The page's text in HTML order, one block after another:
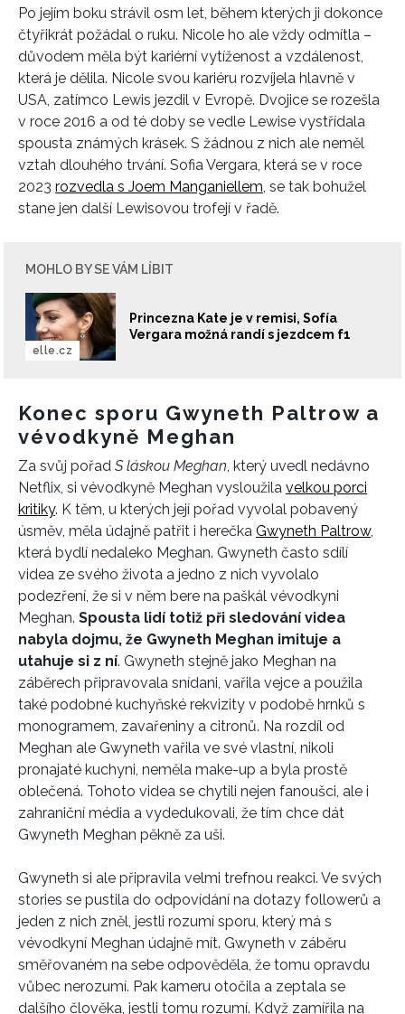
Po jejím boku strávil osm let, během kterých ji dokonce
čtyřikrát požádal o ruku. Nicole ho ale vždy odmítla –
důvodem měla být kariérní vytíženost a vzdálenost,
která je dělila. Nicole svou kariéru rozvíjela hlavně v
USA, zatímco Lewis jezdil v Evropě. Dvojice se rozešla
v roce 2016 a od té doby se vedle Lewise vystřídala
spousta známých krásek. S žádnou z nich ale neměl
vztah dlouhého trvání. Sofia Vergara, která se v roce
2023 rozvedla s Joem Manganiellem , se tak bohužel
stane jen další Lewisovou trofejí v řadě.
MOHLO BY SE VÁM LÍBIT
Princezna Kate je v remisi, Sofía
Vergara možná randí s jezdcem f1
elle.cz
Konec sporu Gwyneth Paltrow a
vévodkyně Meghan
Za svůj pořad S láskou Meghan , který uvedl nedávno
Netflix, si vévodkyně Meghan vysloužila velkou porci
kritiky. K těm, u kterých její pořad vyvolal pobavený
úsměv, měla údajně patřit i herečka Gwyneth Paltrow,
která bydlí nedaleko Meghan. Gwyneth často sdílí
videa ze svého života a jedno z nich vyvolalo
podezření, že si v něm bere na paškál vévodkyni
Meghan. Spousta lidí totiž při sledování videa
nabyla dojmu, že Gwyneth Meghan imituje a
utahuje si z ní. Gwyneth stejně jako Meghan na
záběrech připravovala snídani, vařila vejce a použila
také podobné kuchyňské rekvizity v podobě hrnků s
monogramem, zavařeniny a citronů. Na rozdíl od
Meghan ale Gwyneth vařila ve své vlastní, nikoli
pronajaté kuchyni, neměla make-up a byla prostě
oblečená. Tohoto videa se chytili nejen fanoušci, ale i
zahraniční média a vydedukovali, že tím chce dát
Gwyneth Meghan pěkně za uši.
Gwyneth si ale připravila velmi trefnou reakci. Ve svých
stories se pustila do odpovídání na dotazy followerů a
jeden z nich zněl, jestli rozumí sporu, který má s
vévodkyní Meghan údajně mít. Gwyneth v záběru
směřovaném na sebe odpověděla, že tomu opravdu
vůbec nerozumí. Pak kameru otočila a zeptala se
dalšího člověka, jestli tomu rozumí. Když zamířila na